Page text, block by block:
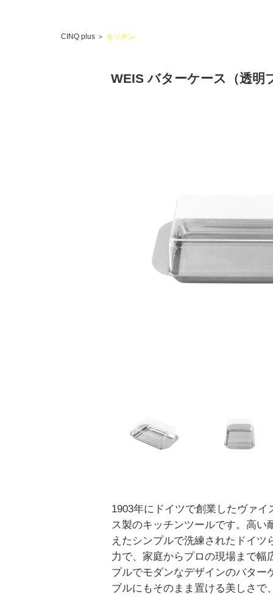
CINQ plus ＞ キッチン
WEIS バターケース（透明
1903年にドイツで創業したヴァイ
ス製のキッチンツールです。高い
えたシンプルで洗練されたドイツ
力で、家庭からプロの現場まで幅
プルでモダンなデザインのバター
ブルにもそのまま置ける美しさで